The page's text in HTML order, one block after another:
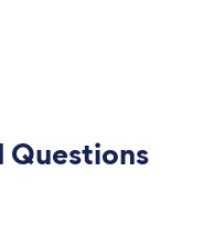
Questions